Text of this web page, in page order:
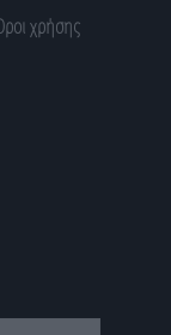
χρήσης